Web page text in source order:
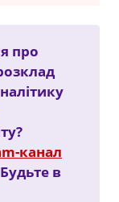
про
канал
в